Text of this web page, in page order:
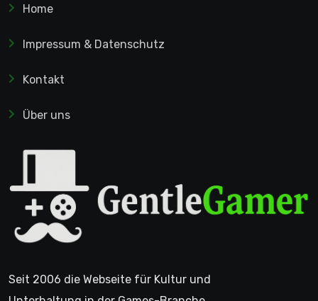
Home
Impressum & Datenschutz
Kontakt
Über uns
Seit 2006 die Webseite für Kultur und